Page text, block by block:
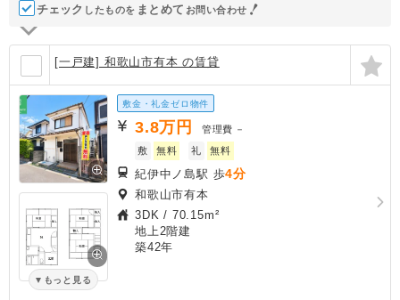
チェック したものを ま と めて お問い合わせ
[一戸建] 和歌山市有本 の賃貸
もっと見る
敷金・礼金ゼロ物件
3.8万円 管理費 －
敷
無料 礼 無料
紀伊中ノ島駅 歩4分
和歌山市有本
3DK / 70.15m²
地上2階建
築42年